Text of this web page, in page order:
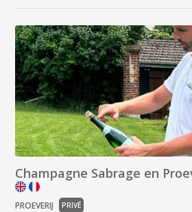
Champagne Sabrage en
PROEVERIJ PRIVÉ